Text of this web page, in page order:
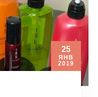
25
ЯНВ
2019